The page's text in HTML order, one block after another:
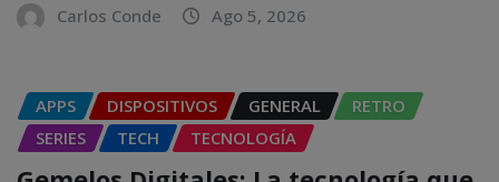
Carlos Conde Ago 5, 2026
APPS DISPOSITIVOS GENERAL
RETRO
SERIES
TECH TECNOLOGÍA